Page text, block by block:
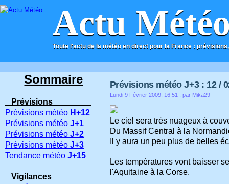
Actu
Toute l'actu de la météo en direct pour la France :
ACCUEIL CONTACT
Prévisions météo J+3 : 12 /
Lundi 9 Février 2009, 16:51 , par Mika29
Le ciel sera très nuageux à
Du Massif Central à la
Il y aura un peu plus de belles
Les températures vont baisser
l'Aquitaine à la Corse.
Sommaire
Prévisions
Prévisions météo H+12
Prévisions météo J+1
Prévisions météo J+2
Prévisions météo J+3
Tendance météo J+15
Vigilances